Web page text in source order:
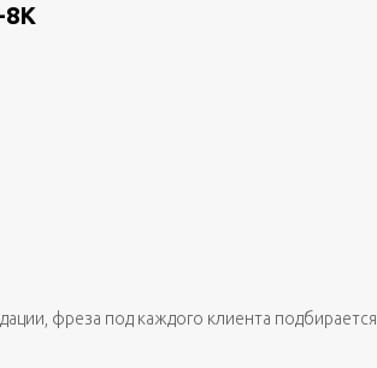
фреза под каждого клиента подбирается